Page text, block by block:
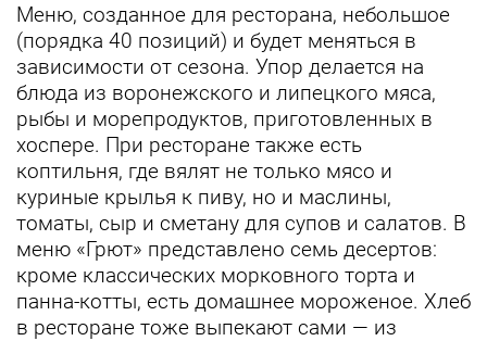
Меню, созданное для ресторана, небольшое
(порядка 40 позиций) и будет меняться в
зависимости от сезона. Упор делается на
блюда из воронежского и липецкого мяса,
рыбы и морепродуктов, приготовленных в
хоспере. При ресторане также есть
коптильня, где вялят не только мясо и
куриные крылья к пиву, но и маслины,
томаты, сыр и сметану для супов и салатов. В
меню «Грют» представлено семь десертов:
кроме классических морковного торта и
панна-котты, есть домашнее мороженое. Хлеб
в ресторане тоже выпекают сами — из